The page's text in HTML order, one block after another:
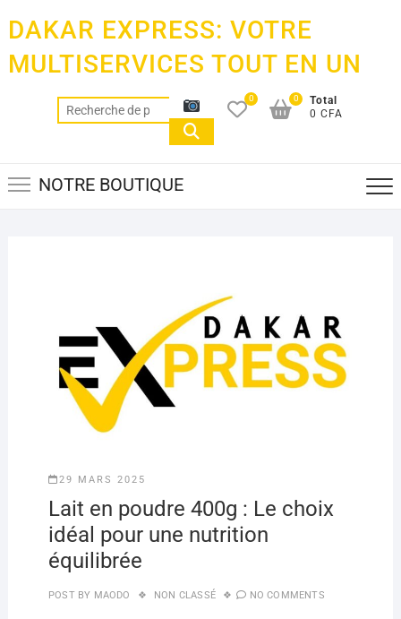
content
DAKAR EXPRESS: VOTRE
MULTISERVICES TOUT EN UN
Recherche
pour :
0
Total
0 CFA
0
NOTRE BOUTIQUE
29 MARS 2025
Lait en poudre 400g : Le choix
idéal pour une nutrition
équilibrée
POST BY MAODO NON CLASSÉ NO COMMENTS